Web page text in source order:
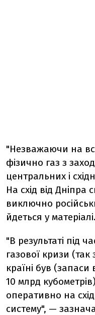
"Незважаючи на
фізично газ з
центральних і
На схід від
виключно
йдеться у матеріалі.
"В результаті під
газової кризи
країні був
10 млрд
оперативно на
систему", —